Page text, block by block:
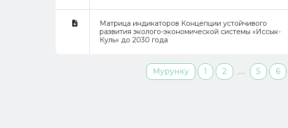
Матрица индикаторов Концепции устойчивого
развития эколого-экономической системы «Иссык-
Куль» до 2030 года
Мурунку 1 2 ... 5 6